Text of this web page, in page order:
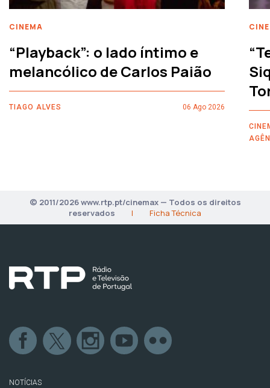
CINEMA
“Playback”: o lado íntimo e
melancólico de Carlos Paião
TIAGO ALVES 06 Ago 2026
© 2011/2026 www.rtp.pt/cinemax — Todos os direitos
reservados
| Ficha Técnica
NOTÍCIAS